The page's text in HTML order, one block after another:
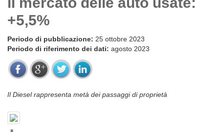
+5,5%
Periodo di pubblicazione: 25 ottobre 2023
Periodo di riferimento dei dati: agosto 2023
Il Diesel rappresenta metà dei passaggi di proprietà